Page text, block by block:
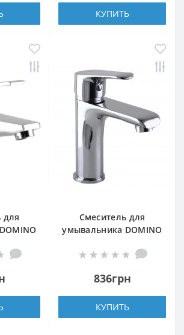
КУПИТЬ
для
Смеситель для
умывальника DOMINO
836грн
КУПИТЬ